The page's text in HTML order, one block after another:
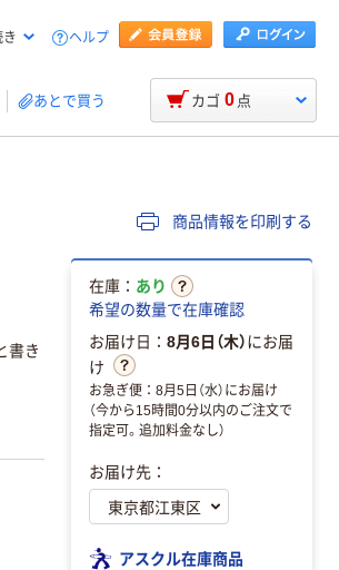
き ヘルプ
あとで買う カゴ 0 点
商品情報を印刷する
書き
在庫： あり
希望の数量で在庫確認
お届け日： 8月6日（木）にお届
け
お急ぎ便：8月5日（水）にお届け
（今から15時間0分以内のご注文で
指定可。追加料金なし）
お届け先：
アスクル在庫商品